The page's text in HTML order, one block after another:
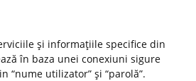
şi informaţiile specifice din
în baza unei conexiuni sigure
utilizator” şi “parolă”.